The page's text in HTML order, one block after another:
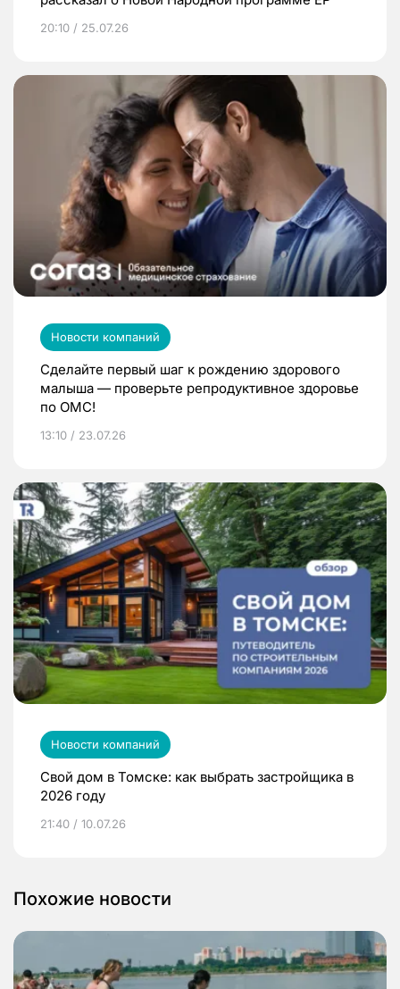
20:10 / 25.07.26
Новости компаний
Сделайте первый шаг к рождению здорового
малыша — проверьте репродуктивное здоровье
по ОМС!
13:10 / 23.07.26
Новости компаний
Свой дом в Томске: как выбрать застройщика в
2026 году
21:40 / 10.07.26
Похожие новости